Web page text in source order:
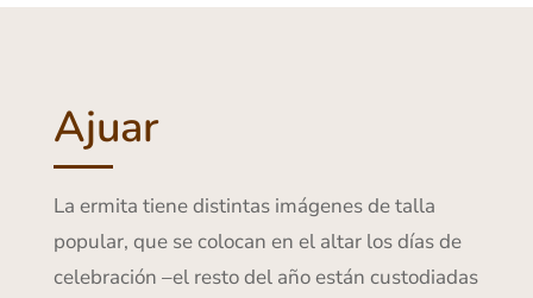
Ajuar
La ermita tiene distintas imágenes de talla
popular, que se colocan en el altar los días de
celebración –el resto del año están custodiadas